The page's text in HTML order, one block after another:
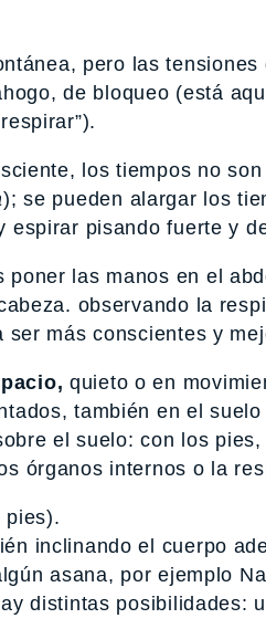
pero las
de bloqueo (está
los tiempos no
); se pueden alargar los
espirar pisando fuerte y
las manos en el
observando la
más conscientes y
quieto o en
también en el
el suelo: con los
órganos internos o la
pies).
inclinando el cuerpo
asana, por ejemplo
distintas posibilidades: